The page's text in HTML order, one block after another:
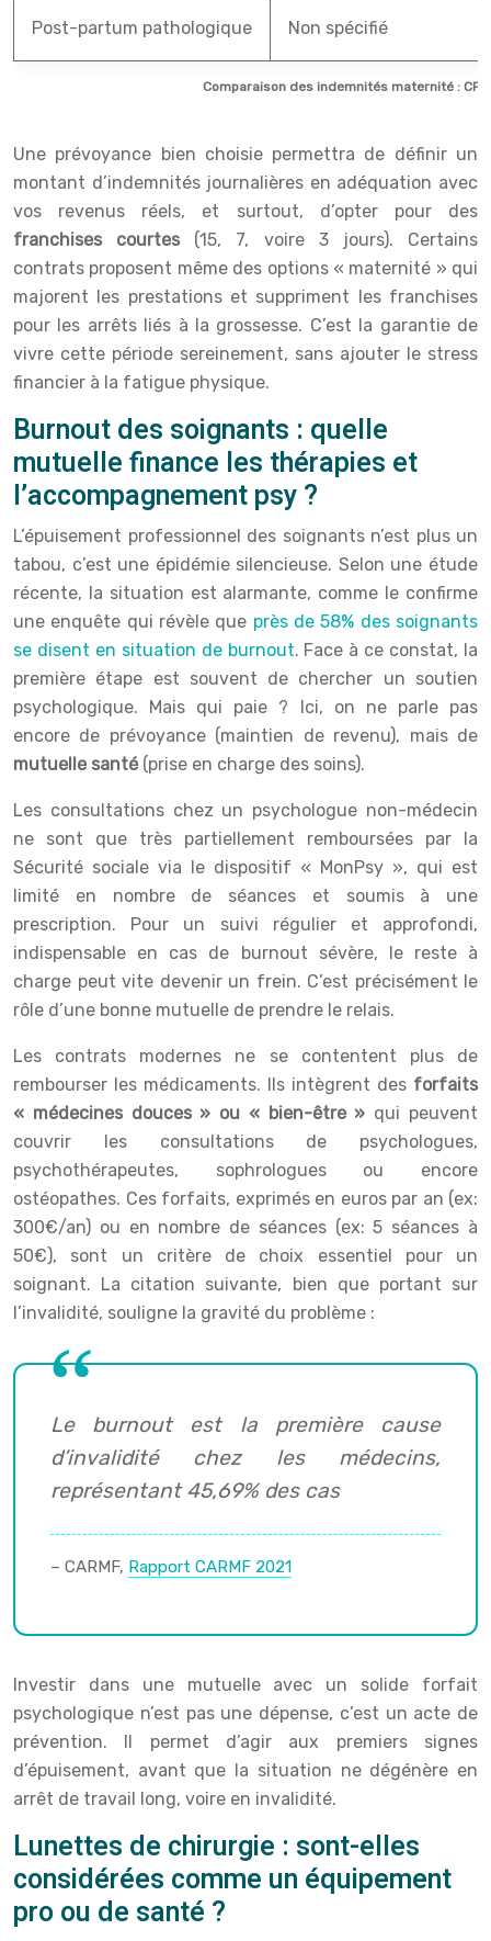
Comparaison des indemnités maternité :
Post-partum pathologique Non spécifié
Une prévoyance bien choisie permettra de définir un
montant d’indemnités journalières en adéquation avec
vos revenus réels, et surtout, d’opter pour des
franchises courtes (15, 7, voire 3 jours). Certains
contrats proposent même des options « maternité » qui
majorent les prestations et suppriment les franchises
pour les arrêts liés à la grossesse. C’est la garantie de
vivre cette période sereinement, sans ajouter le stress
financier à la fatigue physique.
Burnout des soignants : quelle
mutuelle finance les thérapies et
l’accompagnement psy ?
L’épuisement professionnel des soignants n’est plus un
tabou, c’est une épidémie silencieuse. Selon une étude
récente, la situation est alarmante, comme le confirme
une enquête qui révèle que près de 58% des soignants
se disent en situation de burnout. Face à ce constat, la
première étape est souvent de chercher un soutien
psychologique. Mais qui paie ? Ici, on ne parle pas
encore de prévoyance (maintien de revenu), mais de
mutuelle santé (prise en charge des soins).
Les consultations chez un psychologue non-médecin
ne sont que très partiellement remboursées par la
Sécurité sociale via le dispositif « MonPsy », qui est
limité en nombre de séances et soumis à une
prescription. Pour un suivi régulier et approfondi,
indispensable en cas de burnout sévère, le reste à
charge peut vite devenir un frein. C’est précisément le
rôle d’une bonne mutuelle de prendre le relais.
Les contrats modernes ne se contentent plus de
rembourser les médicaments. Ils intègrent des forfaits
« médecines douces » ou « bien-être » qui peuvent
couvrir les consultations de psychologues,
psychothérapeutes, sophrologues ou encore
ostéopathes. Ces forfaits, exprimés en euros par an (ex:
300€/an) ou en nombre de séances (ex: 5 séances à
50€), sont un critère de choix essentiel pour un
soignant. La citation suivante, bien que portant sur
l’invalidité, souligne la gravité du problème :
Le burnout est la première cause
d’invalidité chez les médecins,
représentant 45,69% des cas
– CARMF, Rapport CARMF 2021
Investir dans une mutuelle avec un solide forfait
psychologique n’est pas une dépense, c’est un acte de
prévention. Il permet d’agir aux premiers signes
d’épuisement, avant que la situation ne dégénère en
arrêt de travail long, voire en invalidité.
Lunettes de chirurgie : sont-elles
considérées comme un équipement
pro ou de santé ?